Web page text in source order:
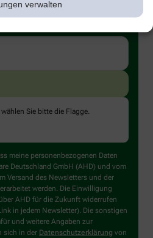
verwalten
Sie bitte die Flagge.
meine personenbezogenen Daten
Deutschland GmbH (AHD) und vom
Versand des Newsletters und der
werden. Die Einwilligung
AHD für die Zukunft widerrufen
in jedem Newsletter). Die sonstigen
und weitere Angaben zur
sich in der Datenschutzerklärung von